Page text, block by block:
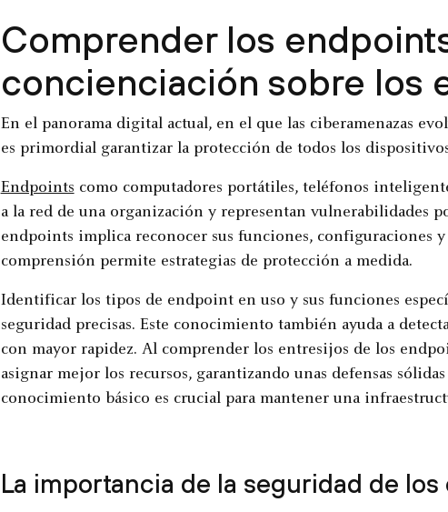
Comprender los
concienciación sobre los
En el panorama digital actual, en el que las ciberamenazas
es primordial garantizar la protección de todos los
Endpoints como computadores portátiles, teléfonos
a la red de una organización y representan vulnerabilidades
endpoints implica reconocer sus funciones, configuraciones y
comprensión permite estrategias de protección a medida.
Identificar los tipos de endpoint en uso y sus funciones
seguridad precisas. Este conocimiento también ayuda a
con mayor rapidez. Al comprender los entresijos de los
asignar mejor los recursos, garantizando unas defensas
conocimiento básico es crucial para mantener una
La importancia de la seguridad de